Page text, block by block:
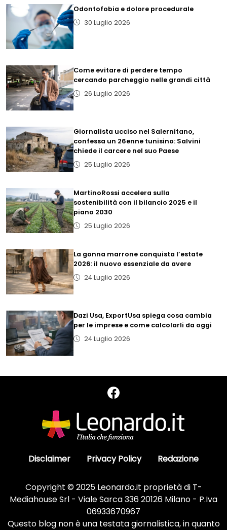
Odontofobia e dolore procedurale
30 Luglio 2026
Come evitare di perdere tempo
cercando parcheggio nelle grandi città
26 Luglio 2026
Giornalista ucciso nel Salernitano,
confessa un 26enne tunisino: Salvini
chiede il carcere nel suo Paese
25 Luglio 2026
MartinoRossi accelera sulla
sostenibilità con il bilancio 2025 e il
piano 2030
25 Luglio 2026
La gonna marrone conquista l’estate
2026: il nuovo essenziale da avere
24 Luglio 2026
Dazi Usa, ExportUsa spiega cosa cambia
per le imprese e come calcolarli da oggi
24 Luglio 2026
Disclaimer Privacy Policy Redazione
Copyright © 2025 Leonardo.it proprietà di T-
Mediahouse Srl - Viale Sarca 336 20126 Milano - P.Iva
06933670967
Questo blog non è una testata giornalistica, in quanto